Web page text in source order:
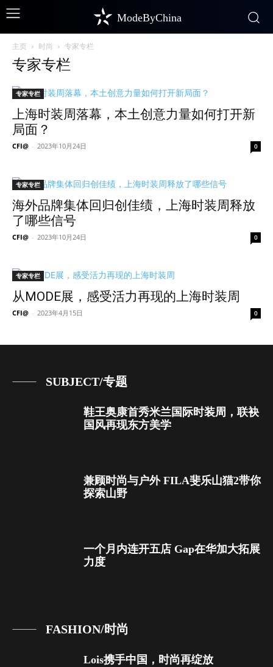
ModeByChina
主页 时尚 专家专栏
专家专栏
专家专栏
上海时装周落幕，本土创意力量如何打开新
局面？
CFI@ - 2023年10月24日 0
专家专栏
海外品牌集体回归创佳绩，上海时装周释放
了哪些信号
CFI@ - 2023年10月24日 0
专家专栏
从MODE展，感受活力再现的上海时装周
CFI@ - 2023年4月15日 0
SUBJECT/专题
鞋王奥康首秀米兰国际时装周，联袂
国风再现东方美学
兼顾时尚与户外 FILA斐乐山猫2带你
探索山野
一个月内连开五店 Gap在华加大拓展
力度
FASHION/时尚
Lois携手中国，时尚再绽放